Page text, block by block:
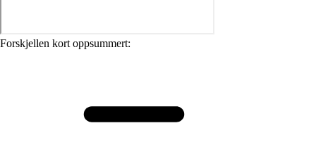
Forskjellen kort oppsummert: